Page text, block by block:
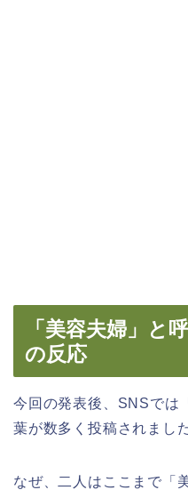
「美容夫婦」と
の反応
今回の発表後、SNSでは
葉が数多く投稿されました
なぜ、二人はここまで「